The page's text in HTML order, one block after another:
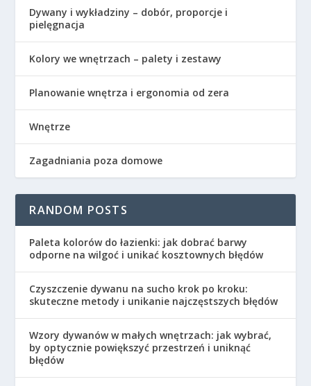
Dywany i wykładziny – dobór, proporcje i
pielęgnacja
Kolory we wnętrzach – palety i zestawy
Planowanie wnętrza i ergonomia od zera
Wnętrze
Zagadniania poza domowe
RANDOM POSTS
Paleta kolorów do łazienki: jak dobrać barwy
odporne na wilgoć i unikać kosztownych błędów
Czyszczenie dywanu na sucho krok po kroku:
skuteczne metody i unikanie najczęstszych błędów
Wzory dywanów w małych wnętrzach: jak wybrać,
by optycznie powiększyć przestrzeń i uniknąć
błędów